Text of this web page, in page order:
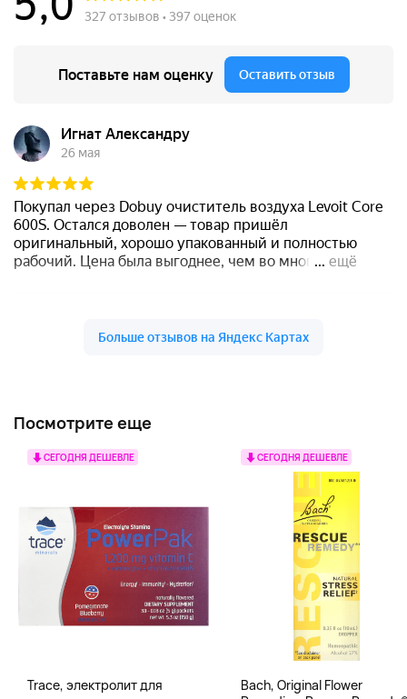
Посмотрите еще
СЕГОДНЯ ДЕШЕВЛЕ
Trace, электролит для
СЕГОДНЯ ДЕШЕВЛЕ
Bach, Original Flower